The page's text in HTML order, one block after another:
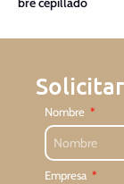
Nombre
Empresa